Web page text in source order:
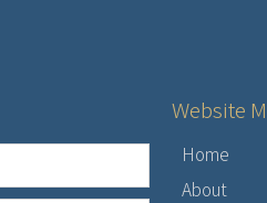
Website
Home
About